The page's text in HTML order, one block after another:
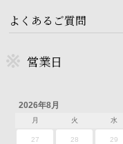
よくあるご質問
営業日
2026年8月
月 火 水
27 28 29